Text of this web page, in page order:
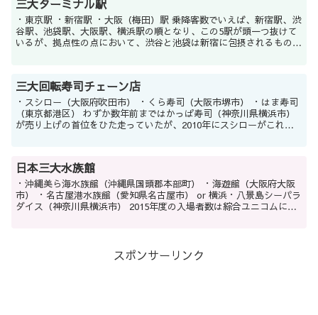
三大ターミナル駅
・東京駅 ・新宿駅 ・大阪（梅田）駅 乗降客数でいえば、新宿駅、渋
谷駅、池袋駅、大阪駅、横浜駅の順となり、この5駅が頭一つ抜けて
いるが、拠点性の点において、渋谷と池袋は新宿に包摂されるもので
三大回転寿司チェーン店
・スシロー（大阪府吹田市） ・くら寿司（大阪市堺市） ・はま寿司
（東京都港区） わずか数年前まではかっぱ寿司（神奈川県横浜市）
が売り上げの首位をひた走っていたが、2010年にスシローがこれを
日本三大水族館
・沖縄美ら海水族館（沖縄県国頭郡本部町） ・海遊館（大阪府大阪
市） ・名古屋港水族館（愛知県名古屋市） or 横浜・八景島シーパラ
ダイス（神奈川県横浜市） 2015年度の入場者数は綜合ユニコムによ
スポンサーリンク